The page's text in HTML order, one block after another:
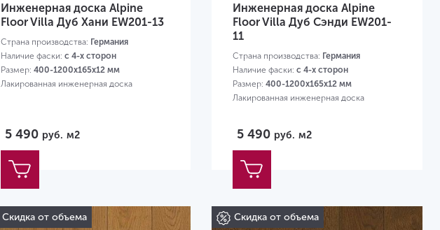
Инженерная доска Alpine
Floor Villa Дуб Хани EW201-13
Страна производства: Германия
Наличие фаски: с 4-х сторон
Размер: 400-1200х165х12 мм
Лакированная инженерная доска
5 490 руб. м2
Инженерная доска Alpine
Floor Villa Дуб Сэнди EW201-
11
Страна производства: Германия
Наличие фаски: с 4-х сторон
Размер: 400-1200х165х12 мм
Лакированная инженерная доска
5 490 руб. м2
Скидка от объема Скидка от объема